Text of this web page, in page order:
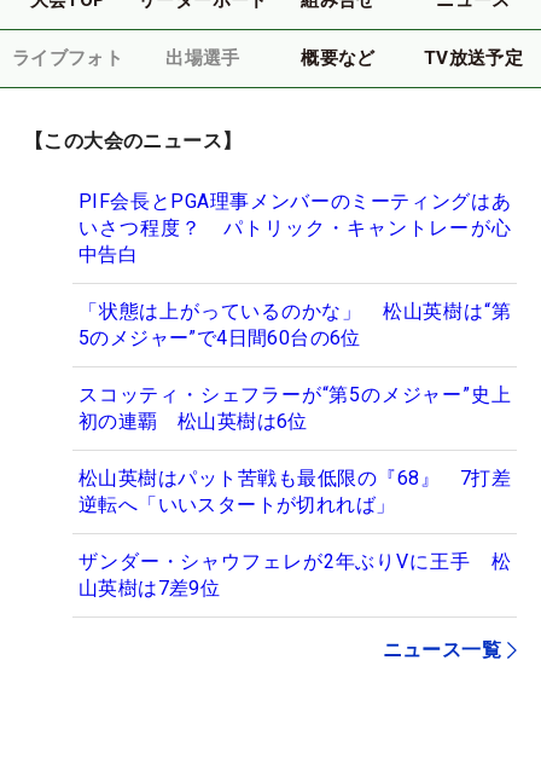
ライブフォト 出場選手 概要など TV放送予定
【この大会のニュース】
PIF会長とPGA理事メンバーのミーティングはあ
いさつ程度？ パトリック・キャントレーが心
中告白
「状態は上がっているのかな」 松山英樹は“第
5のメジャー”で4日間60台の6位
スコッティ・シェフラーが“第5のメジャー”史上
初の連覇 松山英樹は6位
松山英樹はパット苦戦も最低限の『68』 7打差
逆転へ「いいスタートが切れれば」
ザンダー・シャウフェレが2年ぶりVに王手 松
山英樹は7差9位
ニュース一覧